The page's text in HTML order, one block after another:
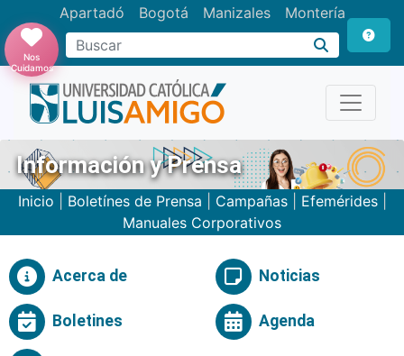
Apartadó Bogotá Manizales Montería
Buscar
Nos
Cuidamos
Información y Prensa
Inicio Boletínes de Prensa Campañas Efemérides
Manuales Corporativos
Acerca de Noticias
Boletines Agenda